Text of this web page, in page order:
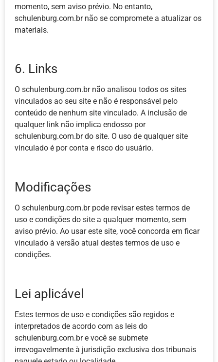
momento, sem aviso prévio. No entanto,
schulenburg.com.br não se compromete a atualizar os
materiais.
6. Links
O schulenburg.com.br não analisou todos os sites
vinculados ao seu site e não é responsável pelo
conteúdo de nenhum site vinculado. A inclusão de
qualquer link não implica endosso por
schulenburg.com.br do site. O uso de qualquer site
vinculado é por conta e risco do usuário.
Modificações
O schulenburg.com.br pode revisar estes termos de
uso e condições do site a qualquer momento, sem
aviso prévio. Ao usar este site, você concorda em ficar
vinculado à versão atual destes termos de uso e
condições.
Lei aplicável
Estes termos de uso e condições são regidos e
interpretados de acordo com as leis do
schulenburg.com.br e você se submete
irrevogavelmente à jurisdição exclusiva dos tribunais